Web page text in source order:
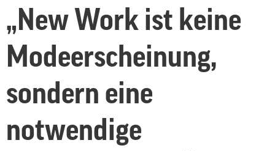
„New Work ist keine
Modeerscheinung,
sondern eine
notwendige